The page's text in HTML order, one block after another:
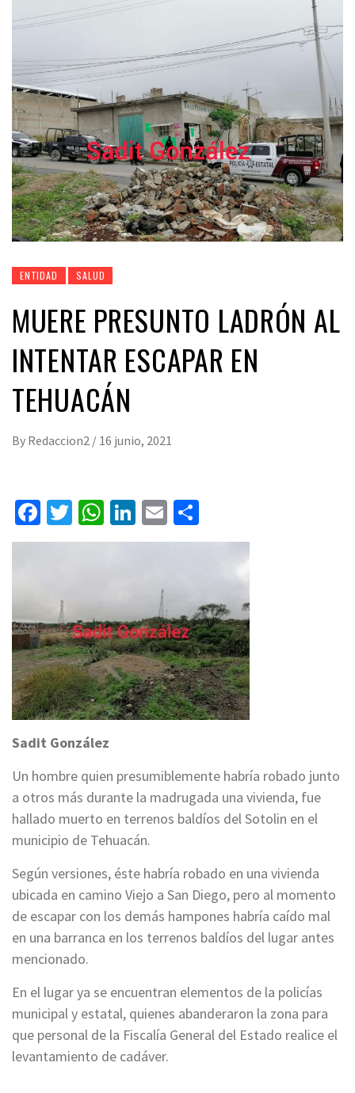
ENTIDAD SALUD
MUERE PRESUNTO LADRÓN AL
INTENTAR ESCAPAR EN
TEHUACÁN
By Redaccion2 / 16 junio, 2021
Facebook
Twitter
WhatsApp
LinkedIn
Email
Sadit González
Un hombre quien presumiblemente habría robado junto
a otros más durante la madrugada una vivienda, fue
hallado muerto en terrenos baldíos del Sotolin en el
municipio de Tehuacán.
Según versiones, éste habría robado en una vivienda
ubicada en camino Viejo a San Diego, pero al momento
de escapar con los demás hampones habría caído mal
en una barranca en los terrenos baldíos del lugar antes
mencionado.
En el lugar ya se encuentran elementos de la policías
municipal y estatal, quienes abanderaron la zona para
que personal de la Fiscalía General del Estado realice el
levantamiento de cadáver.